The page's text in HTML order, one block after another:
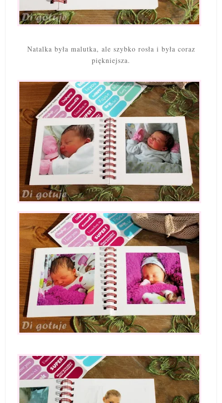
Natalka była malutka, ale szybko rosła i była coraz
piękniejsza.